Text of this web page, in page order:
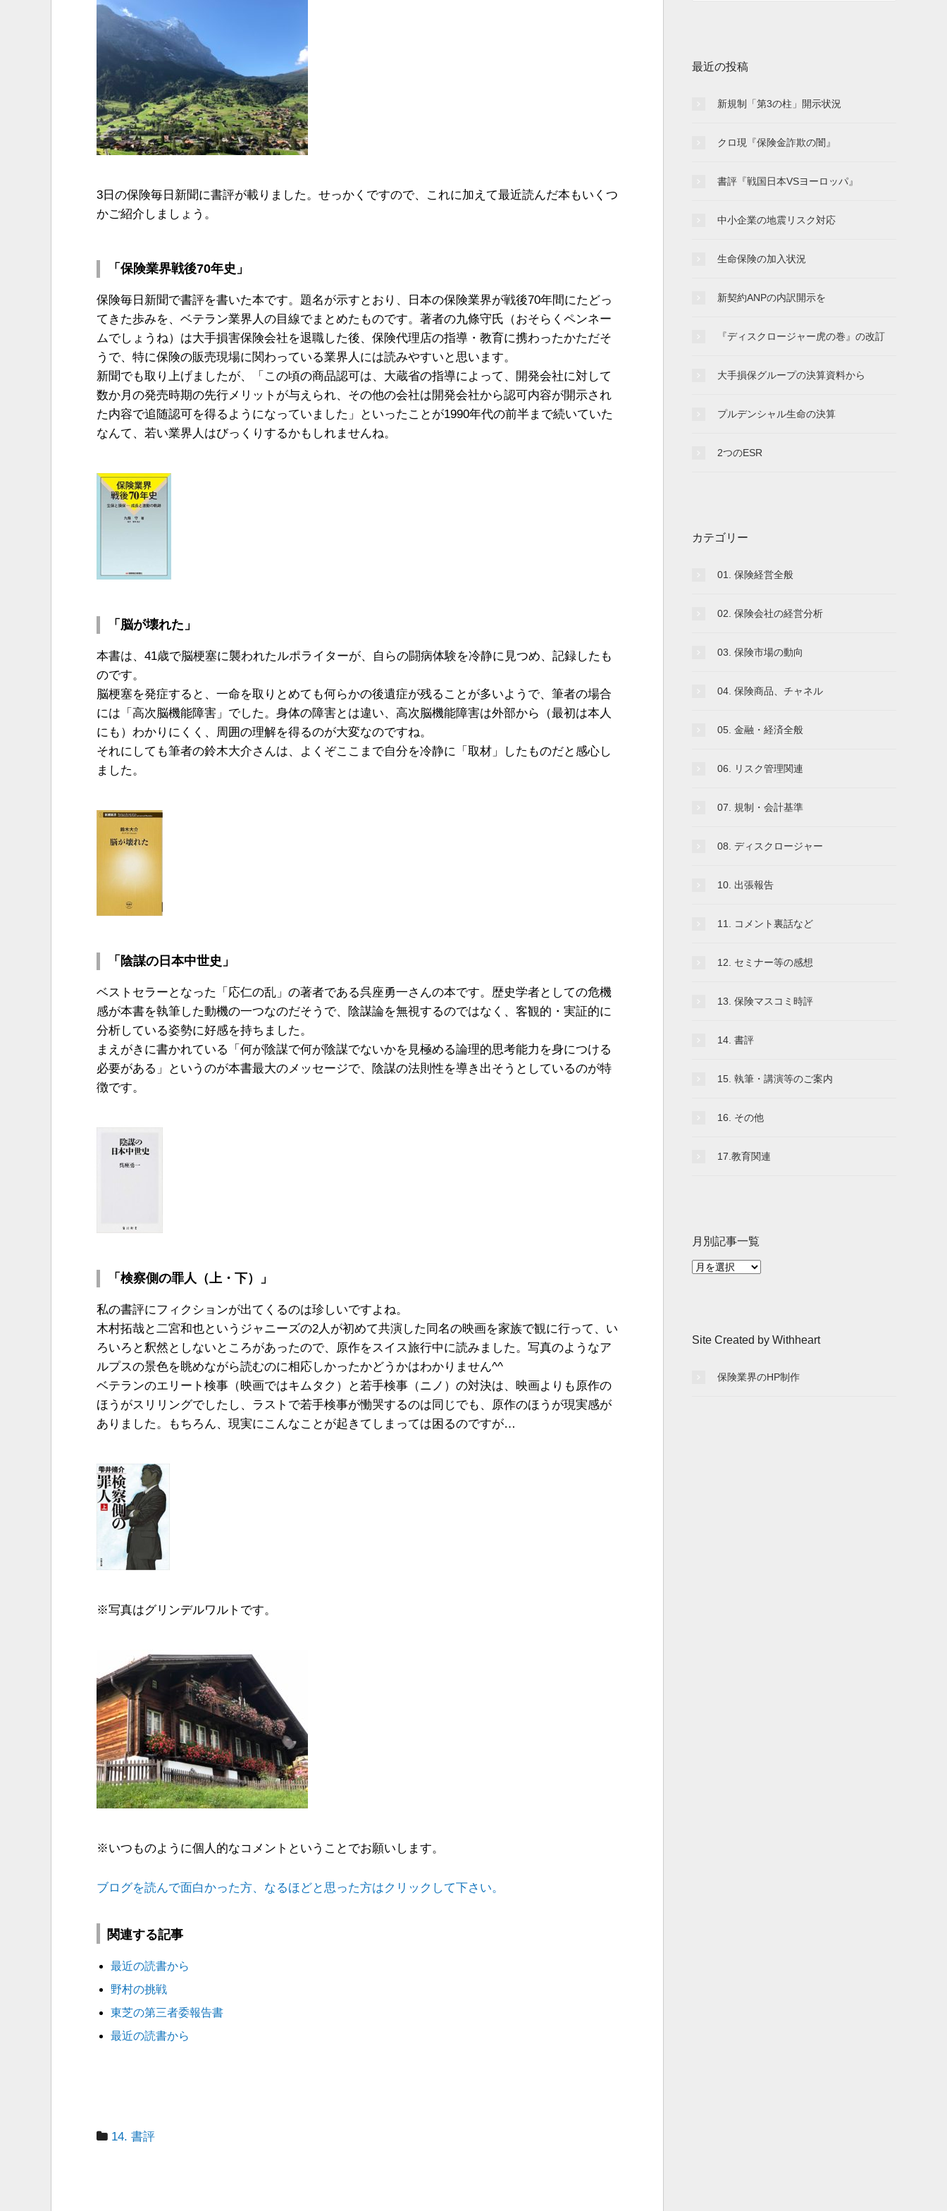
3日の保険毎日新聞に書評が載りました。せっかくですので、これに加えて最近読んだ本もいくつ
かご紹介しましょう。
「保険業界戦後70年史」
保険毎日新聞で書評を書いた本です。題名が示すとおり、日本の保険業界が戦後70年間にたどっ
てきた歩みを、ベテラン業界人の目線でまとめたものです。著者の九條守氏（おそらくペンネー
ムでしょうね）は大手損害保険会社を退職した後、保険代理店の指導・教育に携わったかただそ
うで、特に保険の販売現場に関わっている業界人には読みやすいと思います。
新聞でも取り上げましたが、「この頃の商品認可は、大蔵省の指導によって、開発会社に対して
数か月の発売時期の先行メリットが与えられ、その他の会社は開発会社から認可内容が開示され
た内容で追随認可を得るようになっていました」といったことが1990年代の前半まで続いていた
なんて、若い業界人はびっくりするかもしれませんね。
「脳が壊れた」
本書は、41歳で脳梗塞に襲われたルポライターが、自らの闘病体験を冷静に見つめ、記録したも
のです。
脳梗塞を発症すると、一命を取りとめても何らかの後遺症が残ることが多いようで、筆者の場合
には「高次脳機能障害」でした。身体の障害とは違い、高次脳機能障害は外部から（最初は本人
にも）わかりにくく、周囲の理解を得るのが大変なのですね。
それにしても筆者の鈴木大介さんは、よくぞここまで自分を冷静に「取材」したものだと感心し
ました。
「陰謀の日本中世史」
ベストセラーとなった「応仁の乱」の著者である呉座勇一さんの本です。歴史学者としての危機
感が本書を執筆した動機の一つなのだそうで、陰謀論を無視するのではなく、客観的・実証的に
分析している姿勢に好感を持ちました。
まえがきに書かれている「何が陰謀で何が陰謀でないかを見極める論理的思考能力を身につける
必要がある」というのが本書最大のメッセージで、陰謀の法則性を導き出そうとしているのが特
徴です。
「検察側の罪人（上・下）」
私の書評にフィクションが出てくるのは珍しいですよね。
木村拓哉と二宮和也というジャニーズの2人が初めて共演した同名の映画を家族で観に行って、い
ろいろと釈然としないところがあったので、原作をスイス旅行中に読みました。写真のようなア
ルプスの景色を眺めながら読むのに相応しかったかどうかはわかりません^^
ベテランのエリート検事（映画ではキムタク）と若手検事（ニノ）の対決は、映画よりも原作の
ほうがスリリングでしたし、ラストで若手検事が慟哭するのは同じでも、原作のほうが現実感が
ありました。もちろん、現実にこんなことが起きてしまっては困るのですが…
※写真はグリンデルワルトです。
※いつものように個人的なコメントということでお願いします。
ブログを読んで面白かった方、なるほどと思った方はクリックして下さい。
関連する記事
最近の読書から
野村の挑戦
東芝の第三者委報告書
最近の読書から
14. 書評
最近の投稿
新規制「第3の柱」開示状況
クロ現『保険金詐欺の闇』
書評『戦国日本VSヨーロッパ』
中小企業の地震リスク対応
生命保険の加入状況
新契約ANPの内訳開示を
『ディスクロージャー虎の巻』の改訂
大手損保グループの決算資料から
プルデンシャル生命の決算
2つのESR
カテゴリー
01. 保険経営全般
02. 保険会社の経営分析
03. 保険市場の動向
04. 保険商品、チャネル
05. 金融・経済全般
06. リスク管理関連
07. 規制・会計基準
08. ディスクロージャー
10. 出張報告
11. コメント裏話など
12. セミナー等の感想
13. 保険マスコミ時評
14. 書評
15. 執筆・講演等のご案内
16. その他
17.教育関連
月別記事一覧
月
覧
Site Created by Withheart
保険業界のHP制作